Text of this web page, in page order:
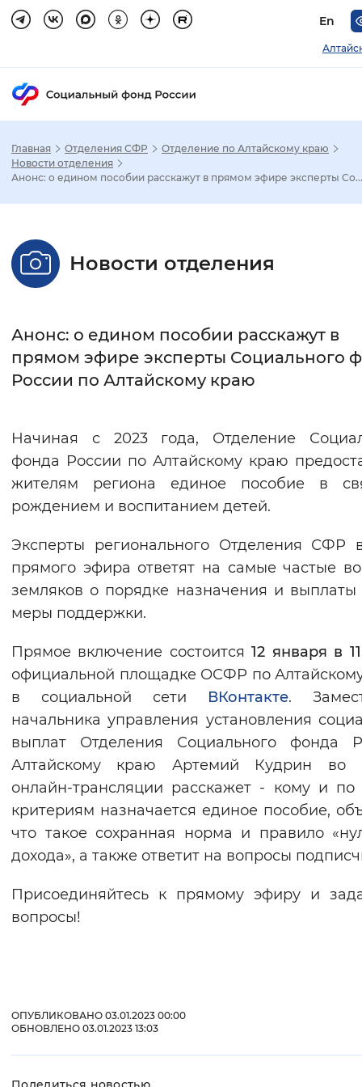
En
Настройка режима отображения
Стандартный Увеличенный
С засечками
Интервал между буквами
Цвет сайта
Инверсивный
Изображения
Включены
Звуковой ассистент
Воспроизвести Остановить
Вернуть стандартные настройки
Главная Отделения СФР
Отделение по Алтайскому краю
Новости отделения
Анонс: о едином пособии расскажут в прямом эфире эксперты Со...
Новости отделения
Анонс: о едином пособии расскажут в
прямом эфире эксперты Социального
России по Алтайскому краю
Начиная с 2023 года, Отделение
фонда России по Алтайскому краю
жителям региона единое пособие в
рождением и воспитанием детей.
Эксперты регионального Отделения СФР
прямого эфира ответят на самые частые
земляков о порядке назначения и выплаты
меры поддержки.
Прямое включение состоится12 января в
официальной площадке ОСФР по
в социальной сети ВКонтакте.
начальника управления установления
выплат Отделения Социального фонда
Алтайскому краю Артемий Кудрин во
онлайн-трансляции расскажет - кому и по
критериям назначается единое пособие,
что такое сохранная норма и правило
дохода», а также ответит на вопросы
Присоединяйтесь к прямому эфиру и
вопросы!
ОПУБЛИКОВАНО 03.01.2023 00:00
ОБНОВЛЕНО 03.01.2023 13:03